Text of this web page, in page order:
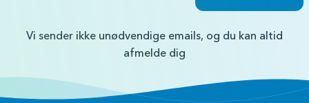
Vi sender ikke unødvendige emails, og du kan altid
afmelde dig